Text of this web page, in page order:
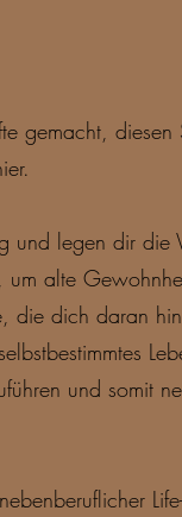
gemacht, diesen
und legen dir die
alte
die dich daran
und somit